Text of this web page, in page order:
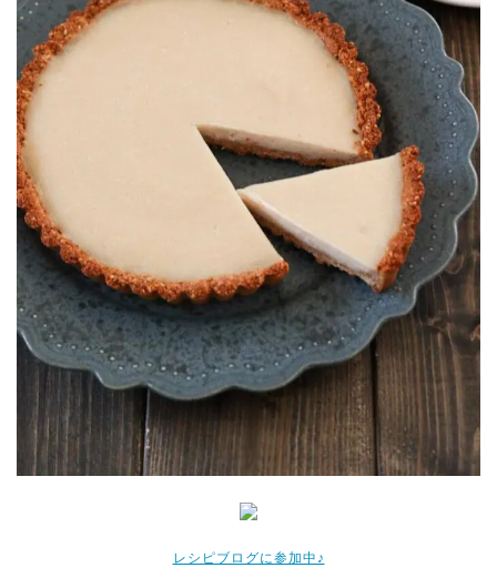
レシピブログに参加中♪